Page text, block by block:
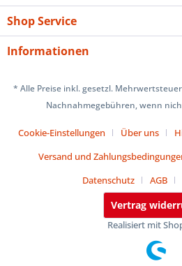
Shop Service
Informationen
* Alle Preise inkl. gesetzl.
Nachnahmegebühren, wenn
Cookie-Einstellungen Über uns
Versand und
Datenschutz
AGB
Vertrag
Realisiert mit